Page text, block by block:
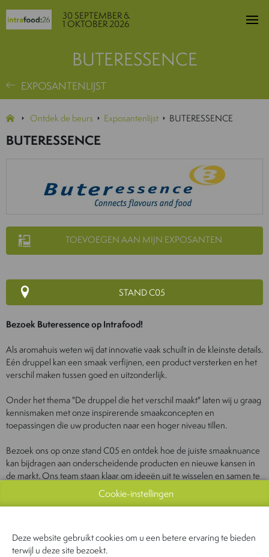
30 SEPTEMBER &
1 OKTOBER 2026
BUTERESSENCE
EXPOSANTENLIJST
Ontdek de beurs Exposantenlijst BUTERESSENCE
BUTERESSENCE
TOEVOEGEN AAN MIJN EXPOSANTEN
STAND C05
Bezoek Buteressence op Intrafood!
Als aromahuis weten wij dat innovatie vaak schuilt in de kleinste details.
Eén druppel kan een smaak verfijnen, een product versterken en het
verschil maken tussen goed en uitzonderlijk.
Onder het thema "De druppel die het verschil maakt" laten wij u graag
kennismaken met onze inspirerende smaakconcepten en
toepassingen die uw producten naar een hoger niveau tillen.
Bezoek ons op onze stand C05 en ontdek hoe de juiste smaaknuance
kan bijdragen aan onderscheidende producten en nieuwe kansen in
de markt. Ons team staan klaar om ideeën uit te wisselen en samen te
kijken naar de mogelijkheden voor uw projecten.
Cookie-instellingen
Deze website gebruikt cookies om u een betere ervaring te bieden
terwijl u deze site bezoekt.